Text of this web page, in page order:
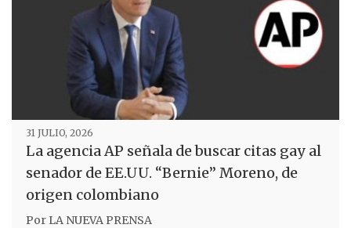
31 JULIO, 2026
La agencia AP señala de buscar citas gay al
senador de EE.UU. “Bernie” Moreno, de
origen colombiano
Por LA NUEVA PRENSA